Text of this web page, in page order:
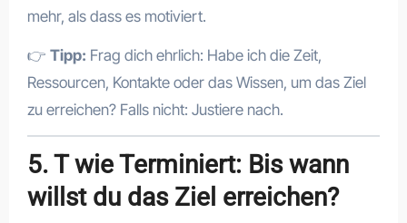
mehr, als dass es motiviert.
👉 Tipp: Frag dich ehrlich: Habe ich die Zeit,
Ressourcen, Kontakte oder das Wissen, um das Ziel
zu erreichen? Falls nicht: Justiere nach.
5. T wie Terminiert: Bis wann
willst du das Ziel erreichen?